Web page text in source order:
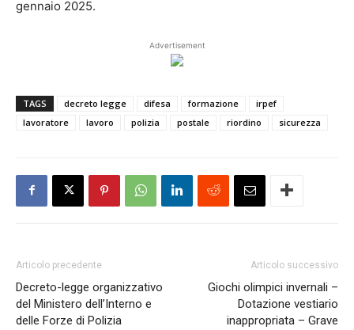
gennaio 2025.
Advertisement
TAGS decreto legge difesa formazione
irpef
lavoratore
lavoro polizia postale riordino sicurezza
Articolo precedente
Decreto-legge organizzativo
del Ministero dell’Interno e
delle Forze di Polizia
Articolo successivo
Giochi olimpici invernali –
Dotazione vestiario
inappropriata – Grave